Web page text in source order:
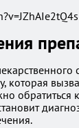
которая
обратиться